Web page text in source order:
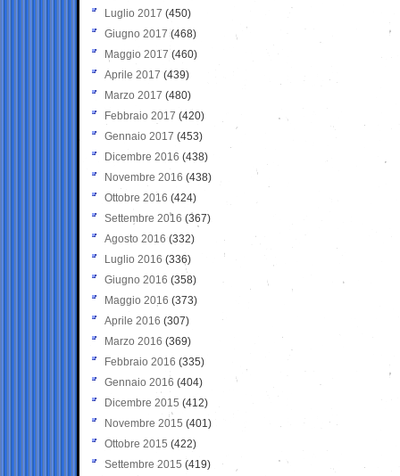
Luglio 2017 (450)
Giugno 2017 (468)
Maggio 2017 (460)
Aprile 2017 (439)
Marzo 2017 (480)
Febbraio 2017 (420)
Gennaio 2017 (453)
Dicembre 2016 (438)
Novembre 2016 (438)
Ottobre 2016 (424)
Settembre 2016 (367)
Agosto 2016 (332)
Luglio 2016 (336)
Giugno 2016 (358)
Maggio 2016 (373)
Aprile 2016 (307)
Marzo 2016 (369)
Febbraio 2016 (335)
Gennaio 2016 (404)
Dicembre 2015 (412)
Novembre 2015 (401)
Ottobre 2015 (422)
Settembre 2015 (419)